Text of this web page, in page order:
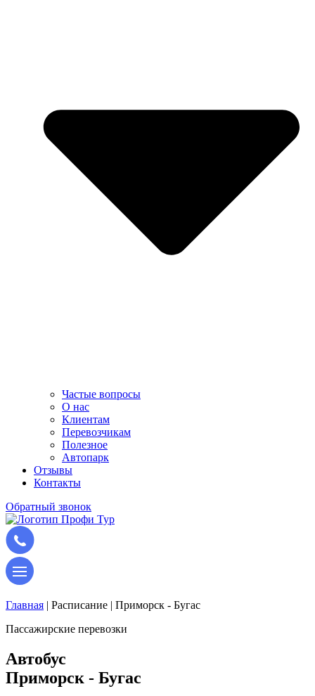
Частые вопросы
О нас
Клиентам
Перевозчикам
Полезное
Автопарк
Отзывы
Контакты
Обратный звонок
Главная | Расписание | Приморск - Бугас
Пассажирские перевозки
Автобус
Приморск - Бугас